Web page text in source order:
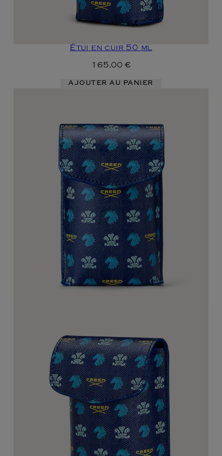
Étui en cuir 50 ml
165,00 €
AJOUTER AU PANIER